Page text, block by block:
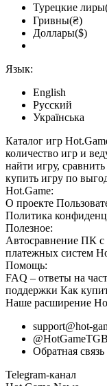
Турецкие
Гривны(₴)
Доллары($)
Язык:
English
Русский
Українська
Каталог игр
количество игр и
найти игру,
купить игру по
Hot.Game:
О проекте
Политика
Полезное:
Автосравнение ПК с
платежных систем
Помощь:
FAQ – ответы на
поддержки Как
Наше расширение
support@hot-
Обратная связь
Telegram-канал